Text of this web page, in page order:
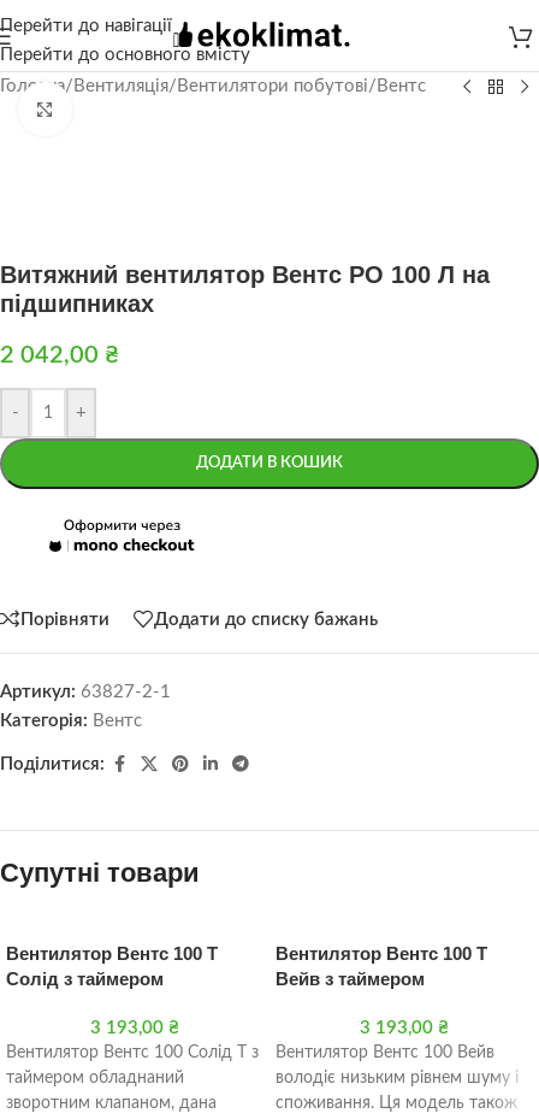
Перейти до навігації
Перейти до основного вмісту
Головна/ Вентиляція/ Вентилятори побутові/ Вентс
Витяжний вентилятор Вентс РО 100 Л на
підшипниках
2 042,00 ₴
- +
ДОДАТИ В КОШИК
Порівняти Додати до списку бажань
Артикул: 63827-2-1
Категорія: Вентс
Поділитися:
Супутні товари
Вентилятор Вентс 100 Т
Солід з таймером
3 193,00 ₴
Вентилятор Вентс 100 Солід Т з
таймером обладнаний
зворотним клапаном, дана
Вентилятор Вентс 100 Т
Вейв з таймером
3 193,00 ₴
Вентилятор Вентс 100 Вейв
володіє низьким рівнем шуму і
споживання. Ця модель також